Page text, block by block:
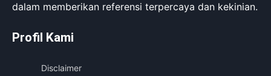
dalam memberikan referensi terpercaya dan kekinian.
Profil Kami
Disclaimer